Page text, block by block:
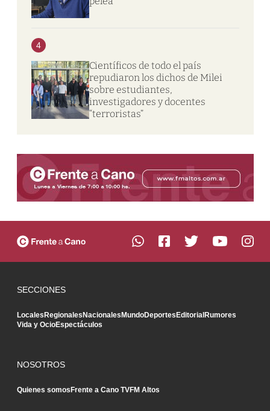
4
Científicos de todo el país
repudiaron los dichos de Milei
sobre estudiantes,
investigadores y docentes
“terroristas”
SECCIONES
LocalesRegionalesNacionalesMundoDeportesEditorialRumores
Vida y OcioEspectáculos
NOSOTROS
Quienes somosFrente a Cano TVFM Altos